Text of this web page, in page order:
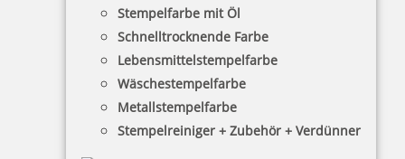
Stempelfarbe mit Öl
Schnelltrocknende Farbe
Lebensmittelstempelfarbe
Wäschestempelfarbe
Metallstempelfarbe
Stempelreiniger + Zubehör + Verdünner